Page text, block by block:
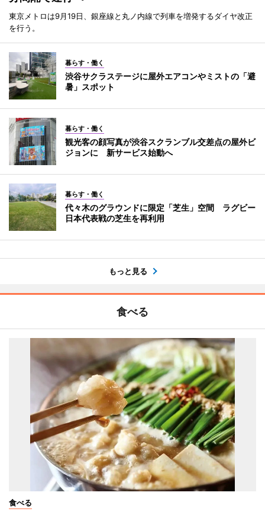
東京メトロは9月19日、銀座線と丸ノ内線で列車を増発するダイヤ改正
を行う。
暮らす・働く
渋谷サクラステージに屋外エアコンやミストの「避
暑」スポット
暮らす・働く
観光客の顔写真が渋谷スクランブル交差点の屋外ビ
ジョンに 新サービス始動へ
暮らす・働く
代々木のグラウンドに限定「芝生」空間 ラグビー
日本代表戦の芝生を再利用
もっと見る
食べる
食べる